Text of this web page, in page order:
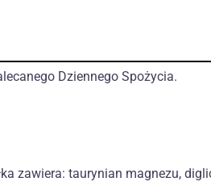
Dziennego Spożycia.
zawiera: taurynian magnezu,